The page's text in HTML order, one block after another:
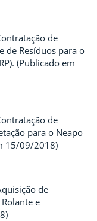
de
de Resíduos para o
(Publicado em
de
para o Neapo
15/09/2018)
de
Rolante e